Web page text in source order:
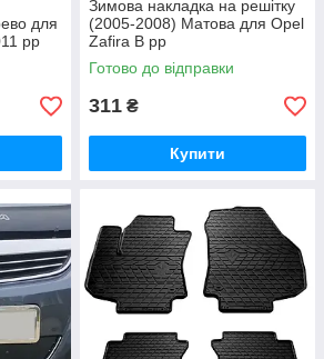
для
рр
Зимова накладка на решітку
(2005-2008) Матова для Opel
Zafira B рр
Готово до відправки
311 ₴
Купити